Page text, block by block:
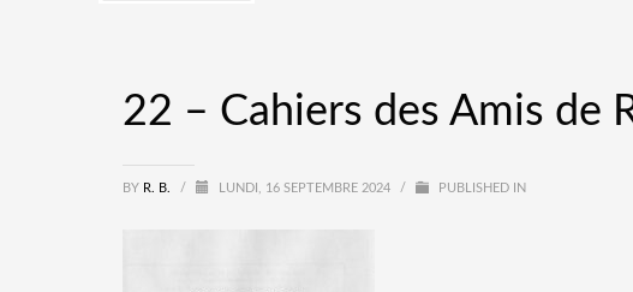
22 – Cahiers des Amis de
BY R. B. / LUNDI, 16 SEPTEMBRE 2024 / PUBLISHED IN